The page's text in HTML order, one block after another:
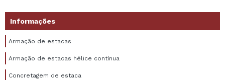
Informações
Armação de estacas
Armação de estacas hélice contínua
Concretagem de estaca